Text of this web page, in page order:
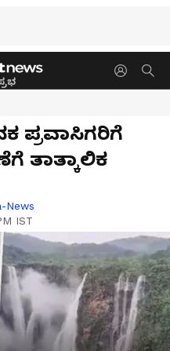
ಪ್ರವಾಸಿಗರಿಗೆ
ತಾತ್ಕಾಲಿಕ
News
IST